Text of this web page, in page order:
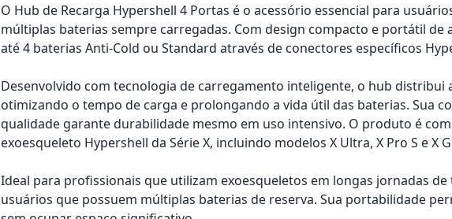
O Hub de Recarga Hypershell 4 Portas é o acessório essencial para
múltiplas baterias sempre carregadas. Com design compacto e portátil
até 4 baterias Anti-Cold ou Standard através de conectores específicos
Desenvolvido com tecnologia de carregamento inteligente, o hub
otimizando o tempo de carga e prolongando a vida útil das baterias. Sua
qualidade garante durabilidade mesmo em uso intensivo. O produto é
exoesqueleto Hypershell da Série X, incluindo modelos X Ultra, X Pro S e X
Ideal para profissionais que utilizam exoesqueletos em longas jornadas
usuários que possuem múltiplas baterias de reserva. Sua portabilidade